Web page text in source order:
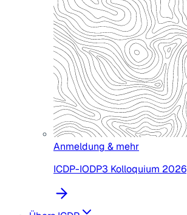
Anmeldung & mehr
ICDP-IODP3 Kolloquium 2026